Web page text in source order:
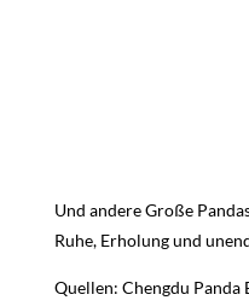
Und andere Große
Ruhe, Erholung und
Quellen: Chengdu Panda